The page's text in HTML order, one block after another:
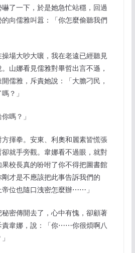
了一下，於是她急忙站穩，回過
向儒雅叫囂：「你怎麼偷聽我們
操場大吵大嚷，我在老遠已經聽見
山娜看見儒雅對畢哲出言不遜，
儒雅，斥責她說：「大膽刁民，
？」
嗎？」
揮拳。安東、利奧和麗素皆慌張
就手旁觀。韋娜看不過眼，就對
校長真的吩咐了你不得把圖書館
才是不應該把此事告訴我們的
位也隨口洩密怎麼辦⋯⋯」
密傳開去了，心中有愧，卻顧著
責韋娜，說：「你⋯⋯你很煩啊八